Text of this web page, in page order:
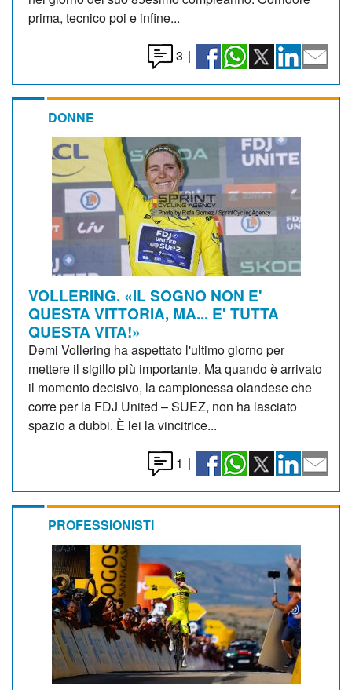
prima, tecnico poi e infine...
3 |
DONNE
VOLLERING. «IL SOGNO NON E'
QUESTA VITTORIA, MA... E' TUTTA
QUESTA VITA!»
Demi Vollering ha aspettato l'ultimo giorno per
mettere il sigillo più importante. Ma quando è arrivato
il momento decisivo, la campionessa olandese che
corre per la FDJ United – SUEZ, non ha lasciato
spazio a dubbi. È lei la vincitrice...
1 |
PROFESSIONISTI